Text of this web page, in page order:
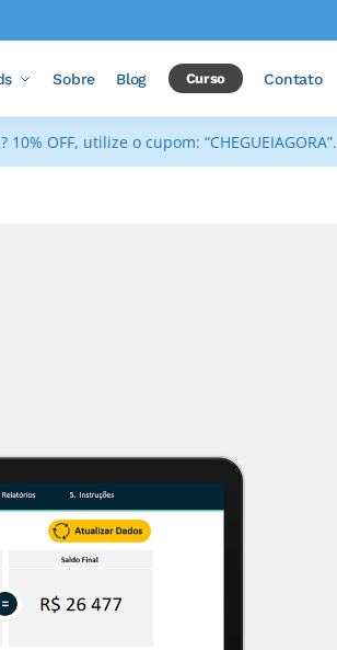
Sobre Blog Curso Contato
OFF, utilize o cupom: “CHEGUEIAGORA”.